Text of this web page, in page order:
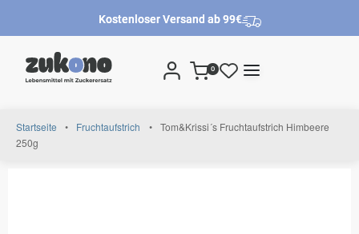
Kostenloser Versand ab 99€
0
Startseite • Fruchtaufstrich • Tom&Krissi´s Fruchtaufstrich Himbeere
250g